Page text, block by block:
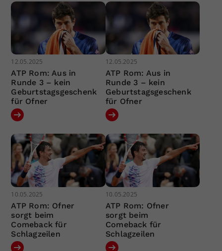
12.05.2025
ATP Rom: Aus in
Runde 3 – kein
Geburtstagsgeschenk
für Ofner
12.05.2025
ATP Rom: Aus in
Runde 3 – kein
Geburtstagsgeschenk
für Ofner
10.05.2025
ATP Rom: Ofner
sorgt beim
Comeback für
Schlagzeilen
10.05.2025
ATP Rom: Ofner
sorgt beim
Comeback für
Schlagzeilen